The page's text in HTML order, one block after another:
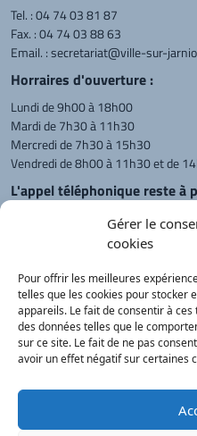
Gérer le
cookies
Pour offrir les meilleures
telles que les cookies pour stocker
appareils. Le fait de consentir à
des données telles que le
sur ce site. Le fait de ne pas
avoir un effet négatif sur certaines
Tel. :04 74 03 81 87
Fax. : 04 74 03 88 63
Email. :secretariat@ville-sur-
Horraires d'ouverture :
Lundi de 9h00 à 18h00
Mardi de 7h30 à 11h30
Mercredi de 7h30 à 15h30
Vendredi de 8h00 à 11h30 et de
L'appel téléphonique reste à
Monsieur le Maire et les adjoints
reçoivent sur rendez-vous.
Retour à l'accueil Actualités
Démarches
Contacts
®